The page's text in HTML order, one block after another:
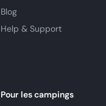
Blog
Help & Support
Pour les campings